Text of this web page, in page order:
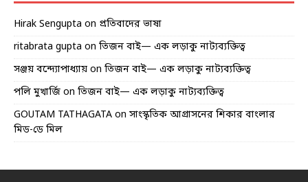
Hirak Sengupta on প্রতিবাদের ভাষা
ritabrata gupta on তিজন বাই— এক লড়াকু নাট্যব্যক্তিত্ব
সঞ্জয় বন্দ্যোপাধ্যায় on তিজন বাই— এক লড়াকু নাট্যব্যক্তিত্ব
পলি মুখার্জি on তিজন বাই— এক লড়াকু নাট্যব্যক্তিত্ব
GOUTAM TATHAGATA on সাংস্কৃতিক আগ্রাসনের শিকার বাংলার
মিড-ডে মিল